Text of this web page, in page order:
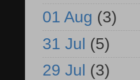
01 Aug (3)
31 Jul (5)
29 Jul (3)